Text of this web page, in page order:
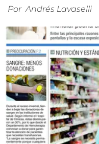
Por Andrés Lavaselli